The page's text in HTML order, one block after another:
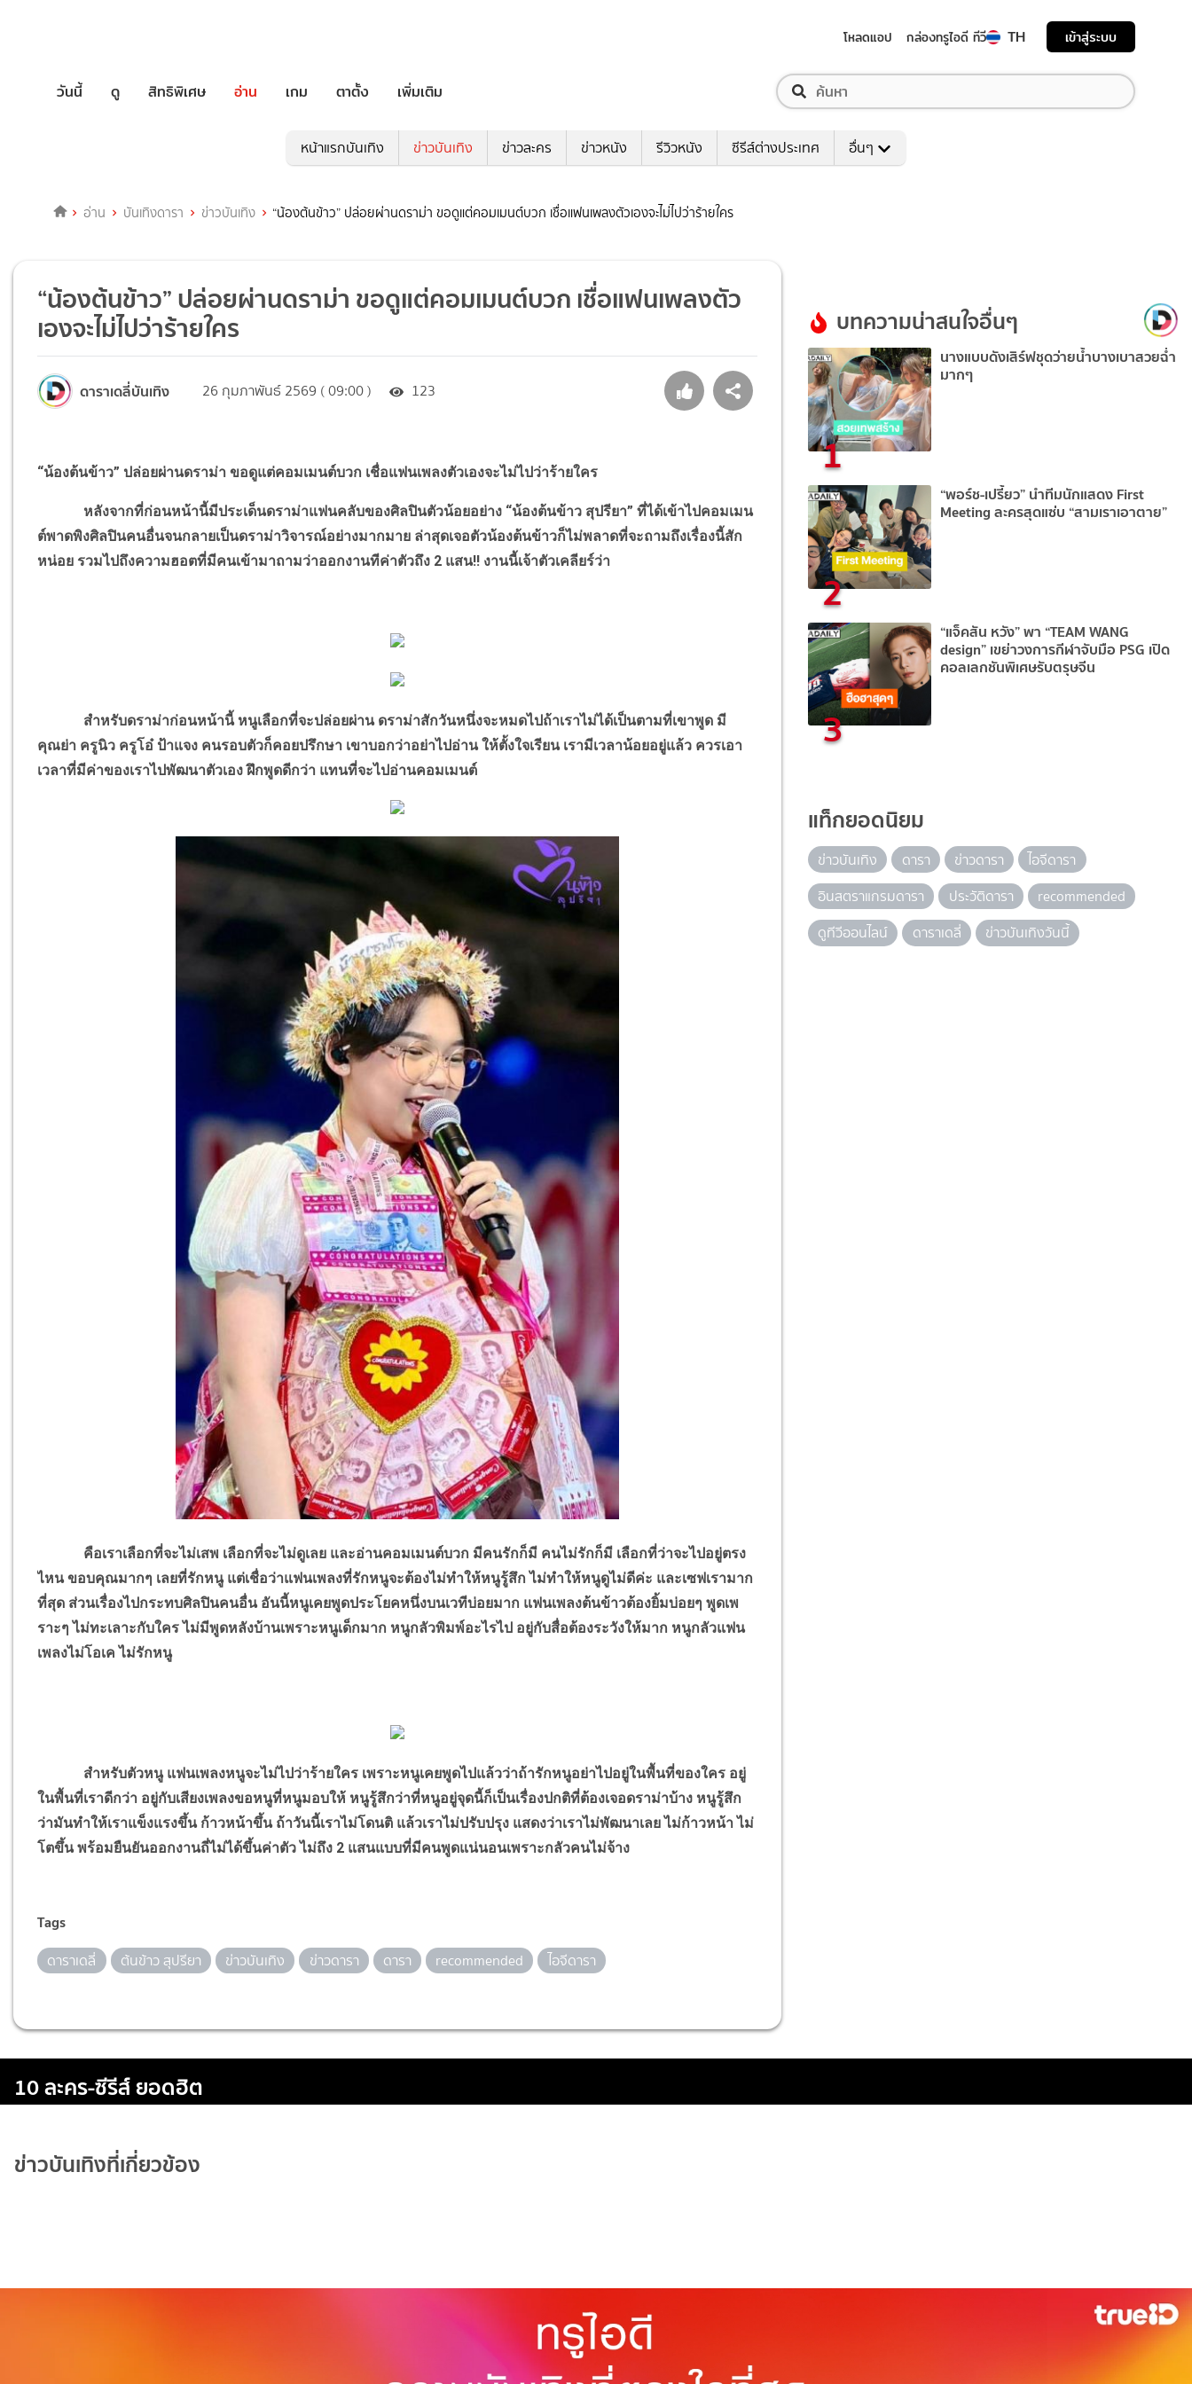
โหลดแอป กล่องทรูไอดี ทีวี TH เข้าสู่ระบบ
วันนี้ ดู สิทธิพิเศษ อ่าน เกม ตาตั้ง เพิ่มเติม
หน้าแรกบันเทิง ข่าวบันเทิง ข่าวละคร ข่าวหนัง รีวิวหนัง ซีรีส์ต่างประเทศ อื่นๆ
อ่าน บันเทิงดารา ข่าวบันเทิง “น้องต้นข้าว” ปล่อยผ่านดราม่า ขอดูแต่คอมเมนต์บวก เชื่อแฟนเพลงตัวเองจะไม่ไปว่าร้ายใคร
“น้องต้นข้าว” ปล่อยผ่านดราม่า ขอดูแต่คอมเมนต์บวก เชื่อแฟนเพลงตัว
เองจะไม่ไปว่าร้ายใคร
ดาราเดลี่บันเทิง 26 กุมภาพันธ์ 2569 ( 09:00 ) 123
“น้องต้นข้าว” ปล่อยผ่านดราม่า ขอดูแต่คอมเมนต์บวก เชื่อแฟนเพลงตัวเองจะไม่ไปว่าร้ายใคร
หลังจากที่ก่อนหน้านี้มีประเด็นดราม่าแฟนคลับของศิลปินตัวน้อยอย่าง “น้องต้นข้าว สุปรียา” ที่ได้เข้าไปคอมเมน
ต์พาดพิงศิลปินคนอื่นจนกลายเป็นดราม่าวิจารณ์อย่างมากมาย ล่าสุดเจอตัวน้องต้นข้าวก็ไม่พลาดที่จะถามถึงเรื่องนี้สัก
หน่อย รวมไปถึงความฮอตที่มีคนเข้ามาถามว่าออกงานทีค่าตัวถึง 2 แสน!! งานนี้เจ้าตัวเคลียร์ว่า
สำหรับดราม่าก่อนหน้านี้ หนูเลือกที่จะปล่อยผ่าน ดราม่าสักวันหนึ่งจะหมดไปถ้าเราไม่ได้เป็นตามที่เขาพูด มี
คุณย่า ครูนิว ครูโอ๋ ป้าแจง คนรอบตัวก็คอยปรึกษา เขาบอกว่าอย่าไปอ่าน ให้ตั้งใจเรียน เรามีเวลาน้อยอยู่แล้ว ควรเอา
เวลาที่มีค่าของเราไปพัฒนาตัวเอง ฝึกพูดดีกว่า แทนที่จะไปอ่านคอมเมนต์
คือเราเลือกที่จะไม่เสพ เลือกที่จะไม่ดูเลย และอ่านคอมเมนต์บวก มีคนรักก็มี คนไม่รักก็มี เลือกที่ว่าจะไปอยู่ตรง
ไหน ขอบคุณมากๆ เลยที่รักหนู แต่เชื่อว่าแฟนเพลงที่รักหนูจะต้องไม่ทำให้หนูรู้สึก ไม่ทำให้หนูดูไม่ดีค่ะ และเซฟเรามาก
ที่สุด ส่วนเรื่องไปกระทบศิลปินคนอื่น อันนี้หนูเคยพูดประโยคหนึ่งบนเวทีบ่อยมาก แฟนเพลงต้นข้าวต้องยิ้มบ่อยๆ พูดเพ
ราะๆ ไม่ทะเลาะกับใคร ไม่มีพูดหลังบ้านเพราะหนูเด็กมาก หนูกลัวพิมพ์อะไรไป อยู่กับสื่อต้องระวังให้มาก หนูกลัวแฟน
เพลงไม่โอเค ไม่รักหนู
สำหรับตัวหนู แฟนเพลงหนูจะไม่ไปว่าร้ายใคร เพราะหนูเคยพูดไปแล้วว่าถ้ารักหนูอย่าไปอยู่ในพื้นที่ของใคร อยู่
ในพื้นที่เราดีกว่า อยู่กับเสียงเพลงขอหนูที่หนูมอบให้ หนูรู้สึกว่าที่หนูอยู่จุดนี้ก็เป็นเรื่องปกติที่ต้องเจอดราม่าบ้าง หนูรู้สึก
ว่ามันทำให้เราแข็งแรงขึ้น ก้าวหน้าขึ้น ถ้าวันนี้เราไม่โดนติ แล้วเราไม่ปรับปรุง แสดงว่าเราไม่พัฒนาเลย ไม่ก้าวหน้า ไม่
โตขึ้น พร้อมยืนยันออกงานถี่ไม่ได้ขึ้นค่าตัว ไม่ถึง 2 แสนแบบที่มีคนพูดแน่นอนเพราะกลัวคนไม่จ้าง
Tags
ดาราเดลี่ ต้นข้าว สุปรียา ข่าวบันเทิง ข่าวดารา ดารา recommended ไอจีดารา
บทความน่าสนใจอื่นๆ
1
นางแบบดังเสิร์ฟชุดว่ายน้ำบางเบาสวยฉ่ำ
มากๆ
2
“พอร์ช-เปรี้ยว” นำทีมนักแสดง First
Meeting ละครสุดแซ่บ “สามเราเอาตาย”
3
“แจ็คสัน หวัง” พา “TEAM WANG
design” เขย่าวงการกีฬาจับมือ PSG เปิด
คอลเลกชันพิเศษรับตรุษจีน
แท็กยอดนิยม
ข่าวบันเทิง ดารา ข่าวดารา
ไอจีดารา
อินสตราแกรมดารา
ประวัติดารา
recommended
ดูทีวีออนไลน์
ดาราเดลี่ ข่าวบันเทิงวันนี้
10 ละคร-ซีรีส์ ยอดฮิต
ข่าวบันเทิงที่เกี่ยวข้อง